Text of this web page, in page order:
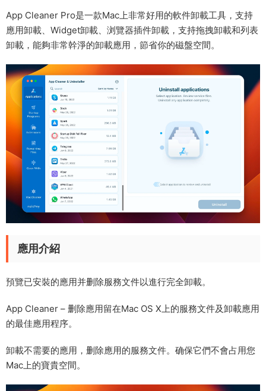
App Cleaner Pro是一款Mac上非常好用的軟件卸載工具，支持
應用卸載、Widget卸載、浏覽器插件卸載，支持拖拽卸載和列表
卸載，能夠非常幹淨的卸載應用，節省你的磁盤空間。
應用介紹
預覽已安裝的應用并删除服務文件以進行完全卸載。
App Cleaner – 删除應用留在Mac OS X上的服務文件及卸載應用
的最佳應用程序。
卸載不需要的應用，删除應用的服務文件。确保它們不會占用您
Mac上的寶貴空間。